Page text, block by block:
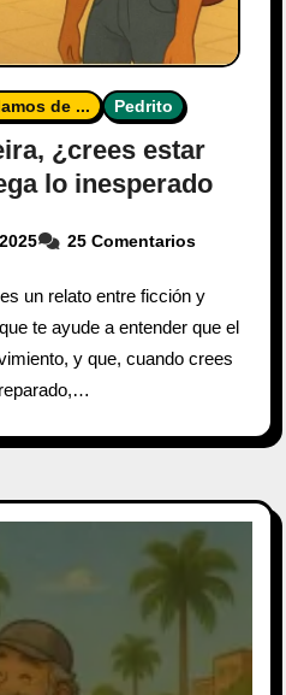
de ... Pedrito
¿crees estar
lo inesperado
25 Comentarios
un relato entre ficción y
te ayude a entender que el
y que, cuando crees